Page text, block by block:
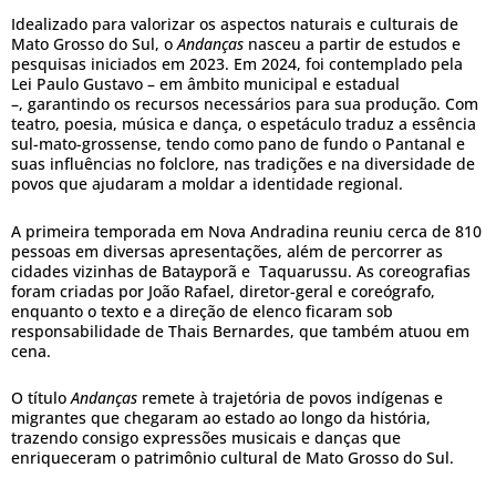
Idealizado para valorizar os aspectos naturais e culturais de
Mato Grosso do Sul, oAndanças nasceu a partir de estudos e
pesquisas iniciados em 2023. Em 2024, foi contemplado pela
Lei Paulo Gustavo – em âmbito municipal e estadual
–, garantindo os recursos necessários para sua produção. Com
teatro, poesia, música e dança, o espetáculo traduz a essência
sul-mato-grossense, tendo como pano de fundo o Pantanal e
suas influências no folclore, nas tradições e na diversidade de
povos que ajudaram a moldar a identidade regional.
A primeira temporada em Nova Andradina reuniu cerca de 810
pessoas em diversas apresentações, além de percorrer as
cidades vizinhas de Batayporã e Taquarussu. As coreografias
foram criadas por João Rafael, diretor-geral e coreógrafo,
enquanto o texto e a direção de elenco ficaram sob
responsabilidade de Thais Bernardes, que também atuou em
cena.
O títuloAndanças remete à trajetória de povos indígenas e
migrantes que chegaram ao estado ao longo da história,
trazendo consigo expressões musicais e danças que
enriqueceram o patrimônio cultural de Mato Grosso do Sul.